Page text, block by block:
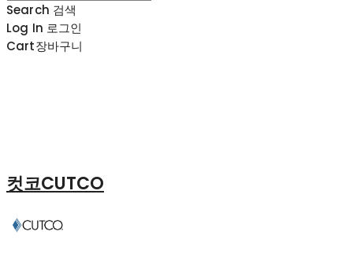
Search 검색
Log In 로그인
Cart장바구니
컷코CUTCO